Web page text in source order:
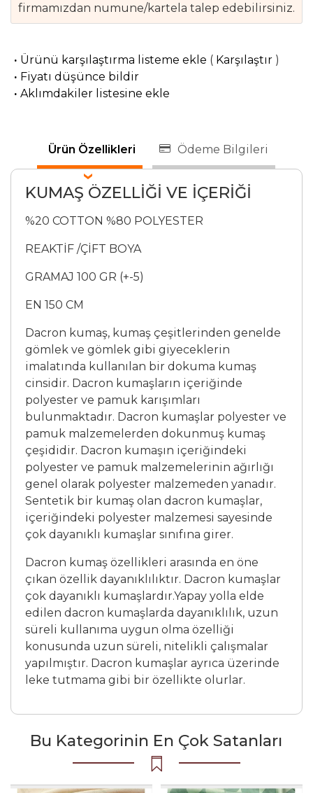
firmamızdan numune/kartela talep edebilirsiniz.
· Ürünü karşılaştırma listeme ekle ( Karşılaştır)
· Fiyatı düşünce bildir
· Aklımdakiler listesine ekle
Ürün Özellikleri Ödeme Bilgileri
KUMAŞ ÖZELLİĞİ VE İÇERİĞİ
%20 COTTON %80 POLYESTER
REAKTİF /ÇİFT BOYA
GRAMAJ 100 GR (+-5)
EN 150 CM
Dacron kumaş, kumaş çeşitlerinden genelde
gömlek ve gömlek gibi giyeceklerin
imalatında kullanılan bir dokuma kumaş
cinsidir. Dacron kumaşların içeriğinde
polyester ve pamuk karışımları
bulunmaktadır. Dacron kumaşlar polyester ve
pamuk malzemelerden dokunmuş kumaş
çeşididir. Dacron kumaşın içeriğindeki
polyester ve pamuk malzemelerinin ağırlığı
genel olarak polyester malzemeden yanadır.
Sentetik bir kumaş olan dacron kumaşlar,
içeriğindeki polyester malzemesi sayesinde
çok dayanıklı kumaşlar sınıfına girer.
Dacron kumaş özellikleri arasında en öne
çıkan özellik dayanıklılıktır. Dacron kumaşlar
çok dayanıklı kumaşlardır.Yapay yolla elde
edilen dacron kumaşlarda dayanıklılık, uzun
süreli kullanıma uygun olma özelliği
konusunda uzun süreli, nitelikli çalışmalar
yapılmıştır. Dacron kumaşlar ayrıca üzerinde
leke tutmama gibi bir özellikte olurlar.
Bu Kategorinin En Çok Satanları